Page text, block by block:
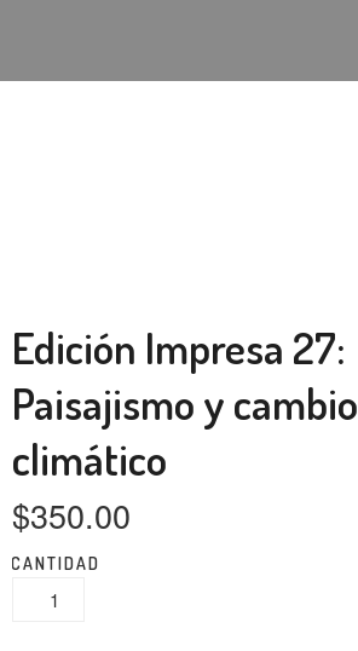
TENDENCIAS
Edición Impresa 27:
Paisajismo y cambio
climático
$350.00
CANTIDAD